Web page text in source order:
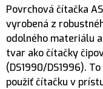
Povrchová čítačka
vyrobená z
odolného materiálu
tvar ako čítačky
(DS1990/DS1996).
použiť čítačku v